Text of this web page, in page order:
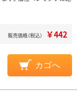
販売価格（税込） ￥442
カゴへ